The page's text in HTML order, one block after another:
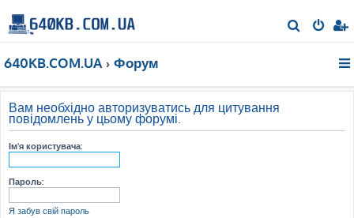
о
640KB.COM.UA Форум
Вам необхідно авторизуватись для цитування
повідомлень у цьому форумі.
Ім'я користувача:
Пароль:
Я забув свій пароль